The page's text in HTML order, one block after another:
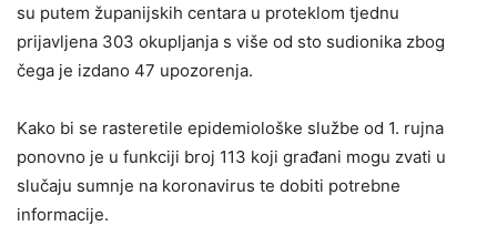
su putem županijskih centara u proteklom tjednu
prijavljena 303 okupljanja s više od sto sudionika zbog
čega je izdano 47 upozorenja.
Kako bi se rasteretile epidemiološke službe od 1. rujna
ponovno je u funkciji broj 113 koji građani mogu zvati u
slučaju sumnje na koronavirus te dobiti potrebne
informacije.